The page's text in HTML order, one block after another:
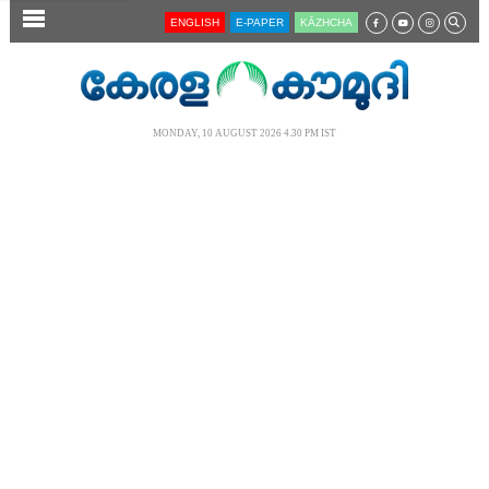
SECTIONS ENGLISH E-PAPER KĀZHCHA
MONDAY, 10 AUGUST 2026 4.30 PM IST